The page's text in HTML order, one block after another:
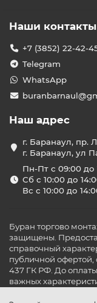
Наши контакты
+7 (3852) 22-42-
Telegram
WhatsApp
Наш адрес
г. Баранаул, пр.
г. Баранаул, ул
Пн-Пт с 09:00 до
Сб с 10:00 до
Вс с 10:00 до
Буран торгово
защищены.
справочный
публичной
437 ГК РФ. До оплаты
важных